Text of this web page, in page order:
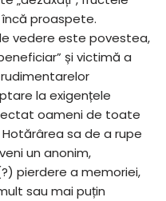
proaspete.
vedere este povestea,
și victimă a
la exigențele
oameni de toate
sa de a rupe
un anonim,
pierdere a memoriei,
sau mai puțin